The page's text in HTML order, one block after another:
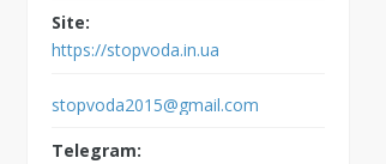
https://stopvoda.in.ua
stopvoda2015@gmail.com